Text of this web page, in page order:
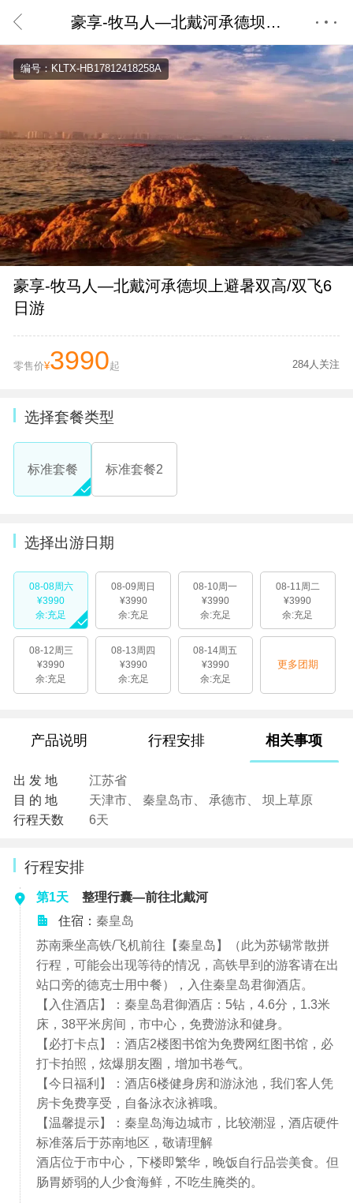
豪享-牧马人—北戴河承德坝上避暑双高/双飞6日游
编号：KLTX-HB17812418258A
豪享-牧马人—北戴河承德坝上避暑双高/双飞6
日游
零售价¥3990起 284人关注
选择套餐类型
标准套餐 标准套餐2
选择出游日期
08-08周六
¥3990
余:充足
08-09周日
¥3990
余:充足
08-10周一
¥3990
余:充足
08-11周二
¥3990
余:充足
08-12周三
¥3990
余:充足
08-13周四
¥3990
余:充足
08-14周五
¥3990
余:充足
更多团期
产品说明 行程安排 相关事项
出 发 地
江苏省
目 的 地
天津市、 秦皇岛市、 承德市、 坝上草原
行程天数
6天
行程安排
第1天
整理行囊—前往北戴河
住宿： 秦皇岛
苏南乘坐高铁/飞机前往【秦皇岛】（此为苏锡常散拼
行程，可能会出现等待的情况，高铁早到的游客请在出
站口旁的德克士用中餐），入住秦皇岛君御酒店。
【入住酒店】：秦皇岛君御酒店：5钻，4.6分，1.3米
床，38平米房间，市中心，免费游泳和健身。
【必打卡点】：酒店2楼图书馆为免费网红图书馆，必
打卡拍照，炫爆朋友圈，增加书卷气。
【今日福利】：酒店6楼健身房和游泳池，我们客人凭
房卡免费享受，自备泳衣泳裤哦。
【温馨提示】：秦皇岛海边城市，比较潮湿，酒店硬件
标准落后于苏南地区，敬请理解
酒店位于市中心，下楼即繁华，晚饭自行品尝美食。但
肠胃娇弱的人少食海鲜，不吃生腌类的。